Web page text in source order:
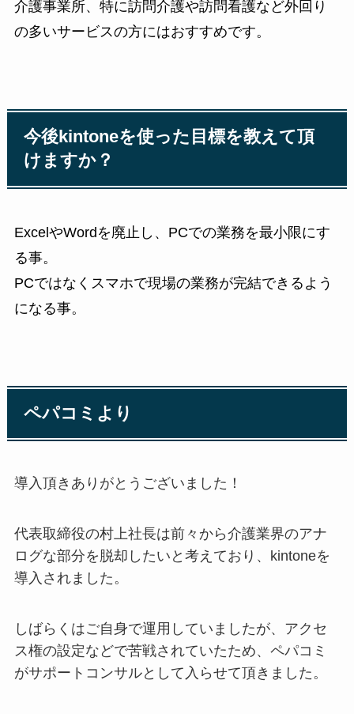
介護事業所、特に訪問介護や訪問看護など外回り
の多いサービスの方にはおすすめです。
今後kintoneを使った目標を教えて頂
けますか？
ExcelやWordを廃止し、PCでの業務を最小限にす
る事。
PCではなくスマホで現場の業務が完結できるよう
になる事。
ペパコミより
導入頂きありがとうございました！
代表取締役の村上社長は前々から介護業界のアナ
ログな部分を脱却したいと考えており、kintoneを
導入されました。
しばらくはご自身で運用していましたが、アクセ
ス権の設定などで苦戦されていたため、ペパコミ
がサポートコンサルとして入らせて頂きました。